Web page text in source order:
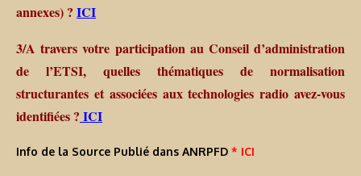
annexes) ? ICI
3/A travers votre participation au Conseil d’administration
de l’ETSI, quelles thématiques de normalisation
structurantes et associées aux technologies radio avez-vous
identifiées ? ICI
Info de la Source Publié dans ANRPFD * ICI